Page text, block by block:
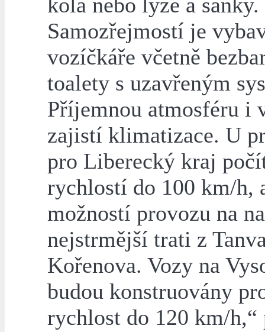
kola nebo lyže a sáňky.
Samozřejmostí je
vozíčkáře včetně
toalety s uzavřeným
Příjemnou atmosféru i
zajistí klimatizace. U
pro Liberecký kraj
rychlostí do 100 km/h,
možností provozu na
nejstrmější trati z
Kořenova. Vozy na
budou konstruovány
rychlost do 120 km/h,“